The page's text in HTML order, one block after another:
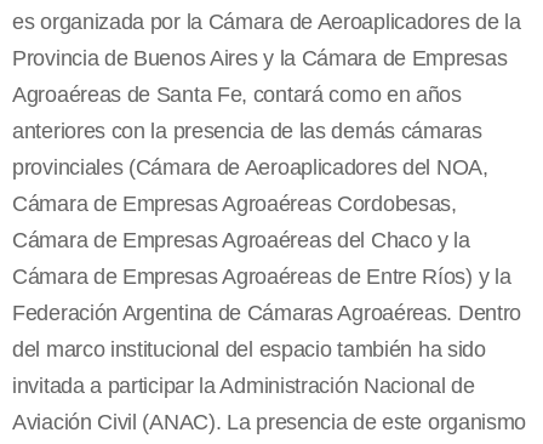
es organizada por la Cámara de Aeroaplicadores de la
Provincia de Buenos Aires y la Cámara de Empresas
Agroaéreas de Santa Fe, contará como en años
anteriores con la presencia de las demás cámaras
provinciales (Cámara de Aeroaplicadores del NOA,
Cámara de Empresas Agroaéreas Cordobesas,
Cámara de Empresas Agroaéreas del Chaco y la
Cámara de Empresas Agroaéreas de Entre Ríos) y la
Federación Argentina de Cámaras Agroaéreas. Dentro
del marco institucional del espacio también ha sido
invitada a participar la Administración Nacional de
Aviación Civil (ANAC). La presencia de este organismo